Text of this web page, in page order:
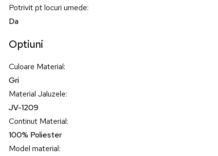
Potrivit pt locuri umede:
Da
Optiuni
Culoare Material:
Gri
Material Jaluzele:
JV-1209
Continut Material:
100% Poliester
Model material: